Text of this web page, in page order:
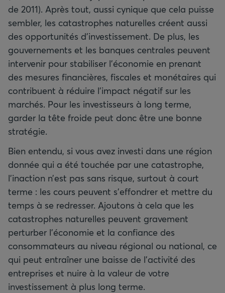
de 2011). Après tout, aussi cynique que cela puisse
sembler, les catastrophes naturelles créent aussi
des opportunités d’investissement. De plus, les
gouvernements et les banques centrales peuvent
intervenir pour stabiliser l’économie en prenant
des mesures financières, fiscales et monétaires qui
contribuent à réduire l’impact négatif sur les
marchés. Pour les investisseurs à long terme,
garder la tête froide peut donc être une bonne
stratégie.
Bien entendu, si vous avez investi dans une région
donnée qui a été touchée par une catastrophe,
l’inaction n’est pas sans risque, surtout à court
terme : les cours peuvent s’effondrer et mettre du
temps à se redresser. Ajoutons à cela que les
catastrophes naturelles peuvent gravement
perturber l’économie et la confiance des
consommateurs au niveau régional ou national, ce
qui peut entraîner une baisse de l’activité des
entreprises et nuire à la valeur de votre
investissement à plus long terme.